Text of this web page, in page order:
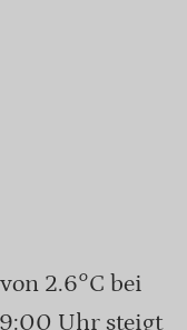
2.6°C bei
Uhr steigt